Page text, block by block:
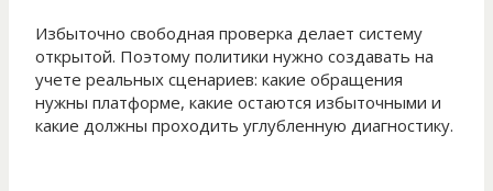
Избыточно свободная проверка делает систему
открытой. Поэтому политики нужно создавать на
учете реальных сценариев: какие обращения
нужны платформе, какие остаются избыточными и
какие должны проходить углубленную диагностику.